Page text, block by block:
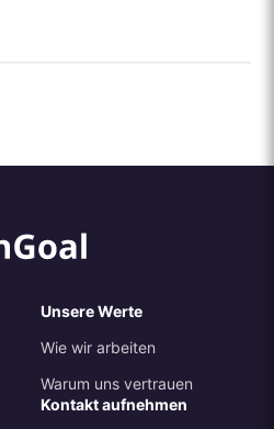
Unsere Werte
Wie wir arbeiten
Warum uns vertrauen
Kontakt aufnehmen